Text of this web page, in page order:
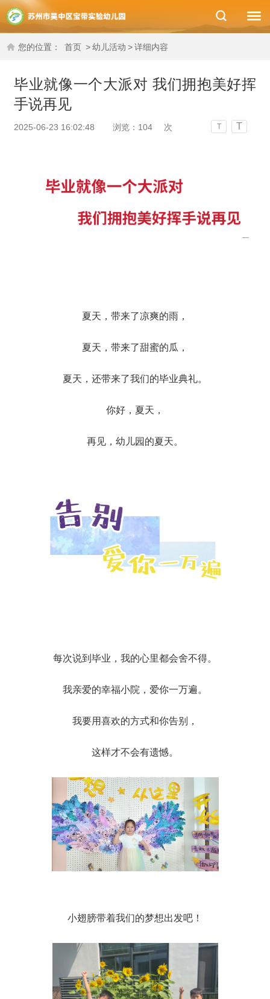
您的位置： 首页 >幼儿活动 >详细内容
毕业就像一个大派对 我们拥抱美好挥
手说再见
2025-06-23 16:02:48 浏览： 104 次 T T
夏天，带来了凉爽的雨，
夏天，带来了甜蜜的瓜，
夏天，还带来了我们的毕业典礼。
你好，夏天，
再见，幼儿园的夏天。
每次说到毕业，我的心里都会舍不得。
我亲爱的幸福小院，爱你一万遍。
我要用喜欢的方式和你告别，
这样才不会有遗憾。
小翅膀带着我们的梦想出发吧！